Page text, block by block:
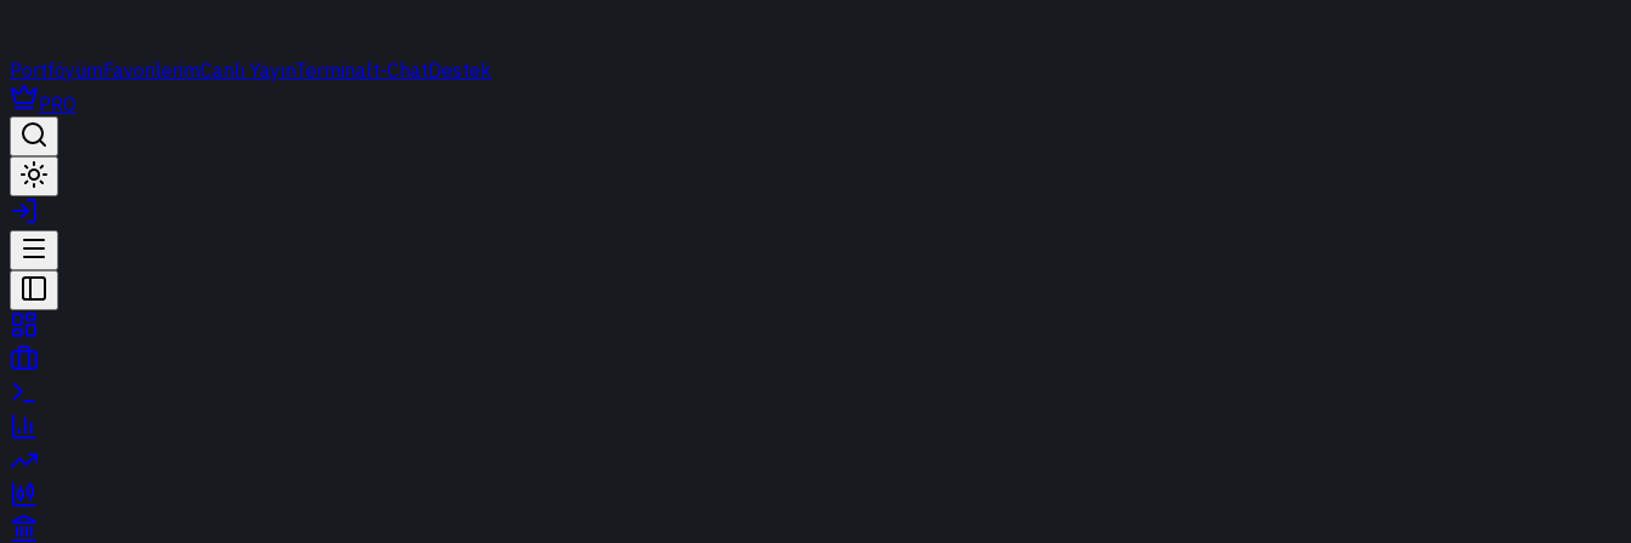
PortföyümFavorilerimCanlı YayınTerminalt-ChatDestek
PRO